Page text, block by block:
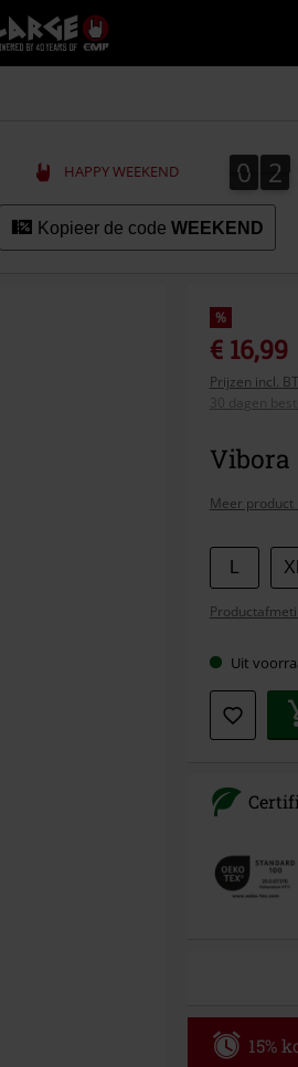
Large
–
Muziek-,
+
kleding
HAPPY WEEKEND 0
0 2
2
Kopieer de code WEEKEND
%
€ 16,99
Prijzen incl.
30 dagen
Vibora
Meer
Kies
je
maat
XL
Uit
15%